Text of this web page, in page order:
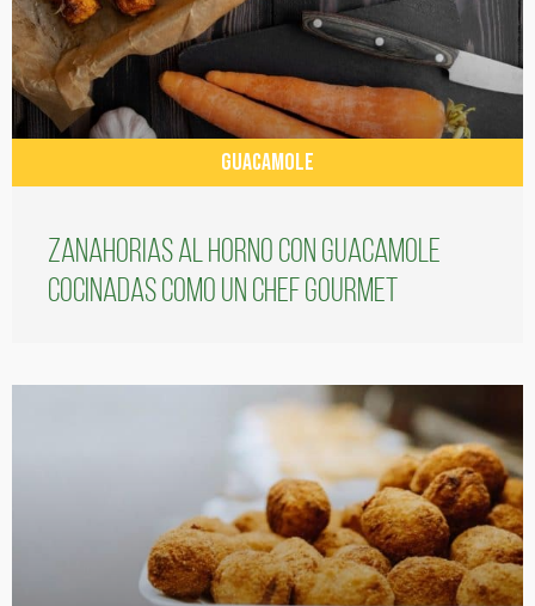
GUACAMOLE
Zanahorias al horno con guacamole
cocinadas como un chef gourmet